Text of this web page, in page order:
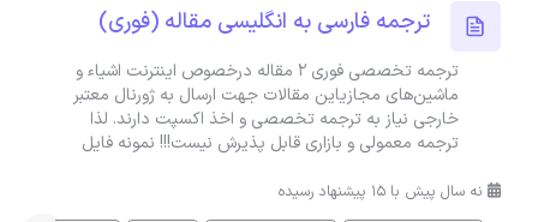
ترجمه فارسی به انگلیسی مقاله (فوری)
ترجمه تخصصی فوری 2 مقاله درخصوص اینترنت اشیاء و
ماشین‌های مجازیاین مقالات جهت ارسال به ژورنال معتبر
خارجی نیاز به ترجمه تخصصی و اخذ اکسپت دارند. لذا
ترجمه معمولی و بازاری قابل پذیرش نیست!!! نمونه فایل
نه سال پیش با 15 پیشنهاد رسیده